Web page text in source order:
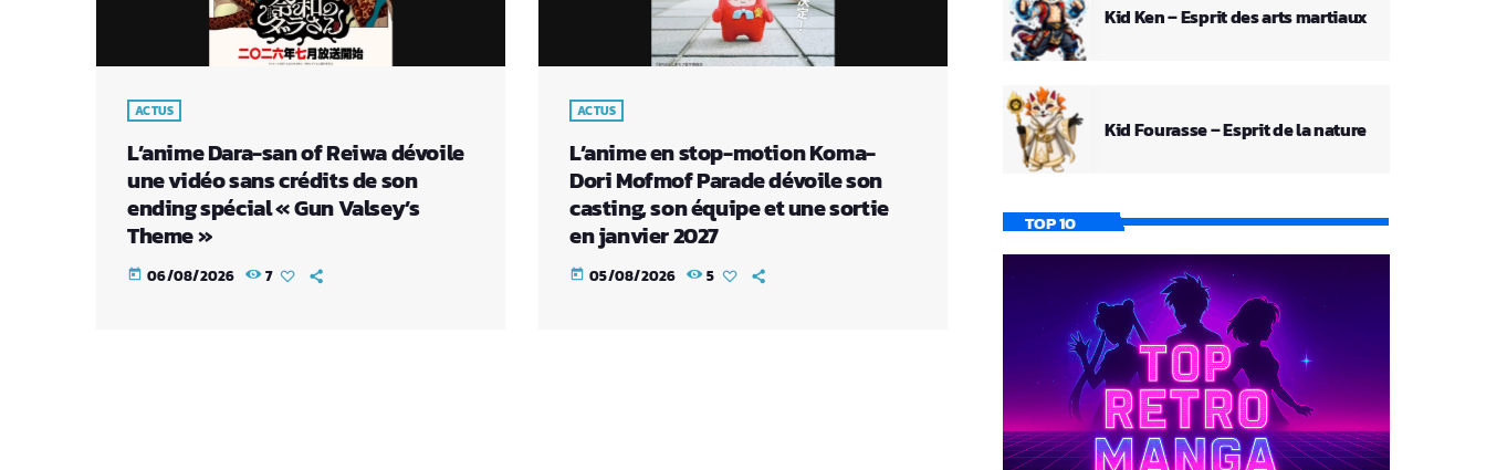
ACTUS
L’anime Dara-san of Reiwa dévoile
une vidéo sans crédits de son
ending spécial « Gun Valsey’s
Theme »
today 06/08/2026 7
ACTUS
L’anime en stop-motion Koma-
Dori Mofmof Parade dévoile son
casting, son équipe et une sortie
en janvier 2027
today 05/08/2026 5
Kid Ken – Esprit des arts martiaux
Kid Fourasse – Esprit de la nature
TOP 10